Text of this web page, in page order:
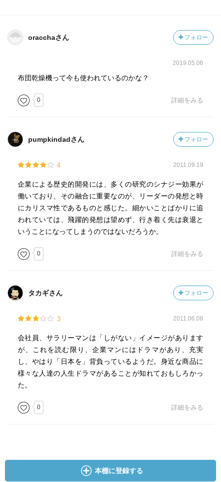
oracchaさん フォロー
2019.05.06
布団乾燥機って今も使われているのかな？
0 詳細をみる
pumpkindadさん フォロー
4 2011.09.19
企業による歴史的開発には、多くの研究のシナジー効果が
働いており、その融合に重要なのが、リーダーの発想と時
にカリスマ性であるものと感じた。細かいことばかりに追
われていては、飛躍的発想は望めず、行き着く先は衰退と
いうことになってしまうのではないだろうか。
0 詳細をみる
タカギさん フォロー
3 2011.06.08
会社員、サラリーマンは「しがない」イメージがあります
が、これを読む限り、企業マンにはドラマがあり、充実
し、やはり「日本を」背負っているようだ。身近な商品に
様々な人達の人生ドラマがあることが知れておもしろかっ
た。
0 詳細をみる
本棚に登録する